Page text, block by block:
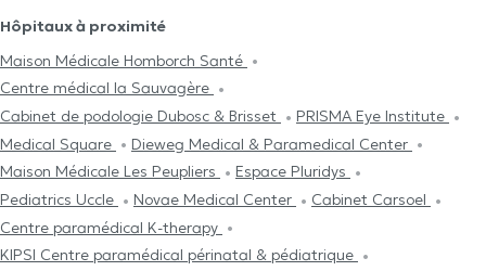
Hôpitaux à proximité
Maison Médicale Homborch Santé
Centre médical la Sauvagère
Cabinet de podologie Dubosc & Brisset
PRISMA Eye Institute
Medical Square
Dieweg Medical & Paramedical Center
Maison Médicale Les Peupliers
Espace Pluridys
Pediatrics Uccle
Novae Medical Center
Cabinet Carsoel
Centre paramédical K-therapy
KIPSI Centre paramédical périnatal & pédiatrique